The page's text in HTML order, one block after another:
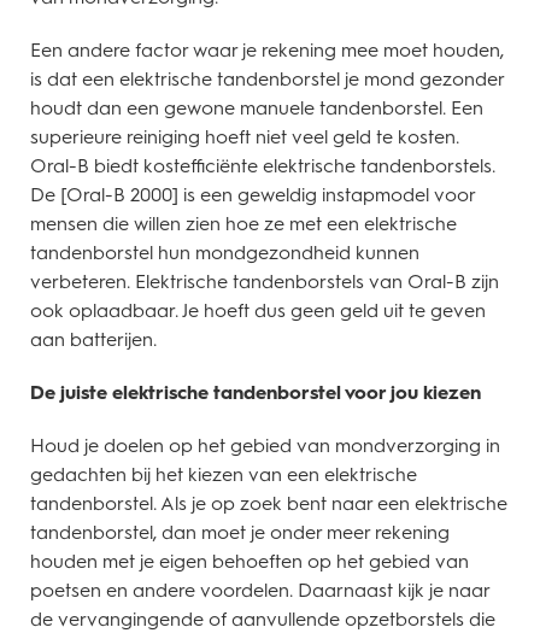
Een andere factor waar je rekening mee moet houden,
is dat een elektrische tandenborstel je mond gezonder
houdt dan een gewone manuele tandenborstel. Een
superieure reiniging hoeft niet veel geld te kosten.
Oral-B biedt kostefficiënte elektrische tandenborstels.
De [Oral-B 2000] is een geweldig instapmodel voor
mensen die willen zien hoe ze met een elektrische
tandenborstel hun mondgezondheid kunnen
verbeteren. Elektrische tandenborstels van Oral-B zijn
ook oplaadbaar. Je hoeft dus geen geld uit te geven
aan batterijen.
De juiste elektrische tandenborstel voor jou kiezen
Houd je doelen op het gebied van mondverzorging in
gedachten bij het kiezen van een elektrische
tandenborstel. Als je op zoek bent naar een elektrische
tandenborstel, dan moet je onder meer rekening
houden met je eigen behoeften op het gebied van
poetsen en andere voordelen. Daarnaast kijk je naar
de vervangingende of aanvullende opzetborstels die